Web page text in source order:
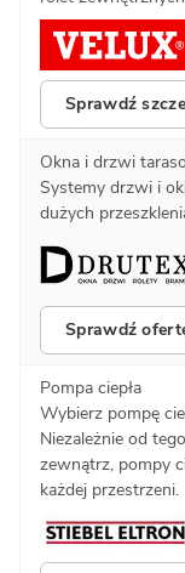
Sprawdź
Okna i drzwi
Systemy drzwi i
dużych
Sprawdź
Pompa ciepła
Wybierz pompę
Niezależnie od
zewnątrz, pompy
każdej przestrzeni.